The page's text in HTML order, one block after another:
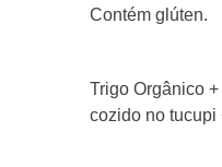
Contém glúten.
Trigo Orgânico
cozido no tucupi